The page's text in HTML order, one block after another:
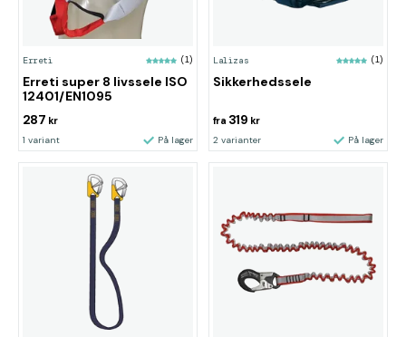
Erreti (1)
Erreti super 8 livssele ISO
12401/EN1095
287 kr
1 variant På lager
Lalizas (1)
Sikkerhedssele
fra 319 kr
2 varianter På lager